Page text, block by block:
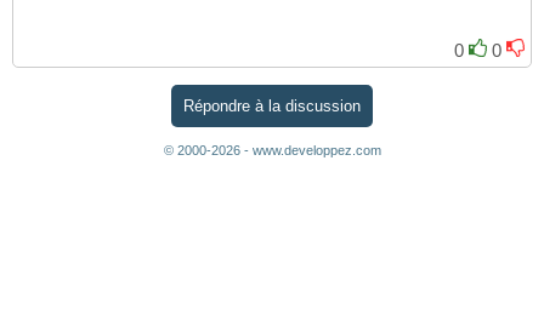
0 0
Répondre à la discussion
© 2000-2026 - www.developpez.com